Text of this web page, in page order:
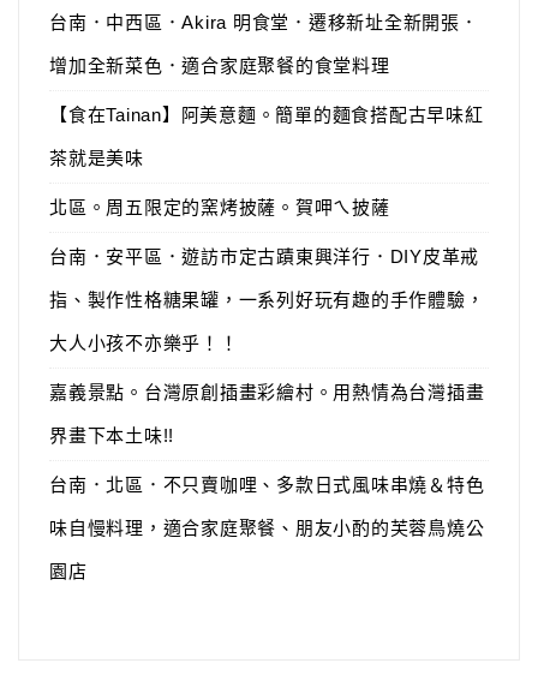
台南．中西區．Akira 明食堂．遷移新址全新開張．
增加全新菜色．適合家庭聚餐的食堂料理
【食在Tainan】阿美意麵。簡單的麵食搭配古早味紅
茶就是美味
北區。周五限定的窯烤披薩。賀呷ㄟ披薩
台南．安平區．遊訪市定古蹟東興洋行．DIY皮革戒
指、製作性格糖果罐，一系列好玩有趣的手作體驗，
大人小孩不亦樂乎！！
嘉義景點。台灣原創插畫彩繪村。用熱情為台灣插畫
界畫下本土味!!
台南．北區．不只賣咖哩、多款日式風味串燒＆特色
味自慢料理，適合家庭聚餐、朋友小酌的芙蓉鳥燒公
園店